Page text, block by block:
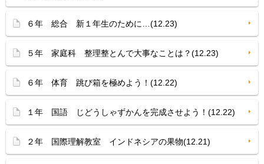
６年 総合 新１年生のために…(12.23)
５年 家庭科 整理整とんで大事なことは？(12.23)
６年 体育 跳び箱を極めよう！(12.22)
１年 国語 じどうしゃずかんを完成させよう！(12.22)
２年 国際理解教室 インドネシアの果物(12.21)